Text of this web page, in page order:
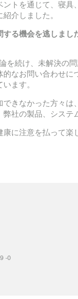
ントを通じて、寝
介しました。
る機会を逃しまし
を続け、未解決の
なお問い合わせ
ます。
きなかった方々は
社の製品、システ
に注意を払って楽
-0